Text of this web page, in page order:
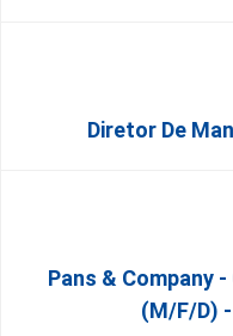
Diretor De
Pans & Company
(m/f/d) -